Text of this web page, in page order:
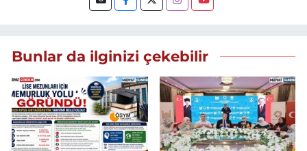
Bunlar da ilginizi çekebilir